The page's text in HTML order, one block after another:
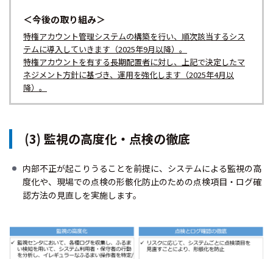
＜今後の取り組み＞
特権アカウント管理システムの構築を行い、順次該当するシス
テムに導入していきます（2025年9月以降）。
特権アカウントを有する長期配置者に対し、上記で決定したマ
ネジメント方針に基づき、運用を強化します（2025年4月以
降）。
(3) 監視の高度化・点検の徹底
内部不正が起こりうることを前提に、システムによる監視の高
度化や、現場での点検の形骸化防止のための点検項目・ログ確
認方法の見直しを実施します。